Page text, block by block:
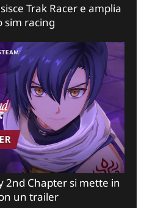
Trak Racer e amplia
sim racing
2nd Chapter si mette in
un trailer